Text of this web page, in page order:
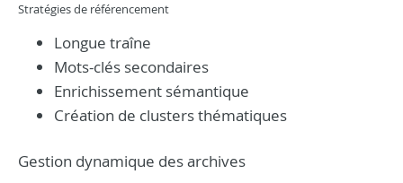
Stratégies de référencement
Longue traîne
Mots-clés secondaires
Enrichissement sémantique
Création de clusters thématiques
Gestion dynamique des archives